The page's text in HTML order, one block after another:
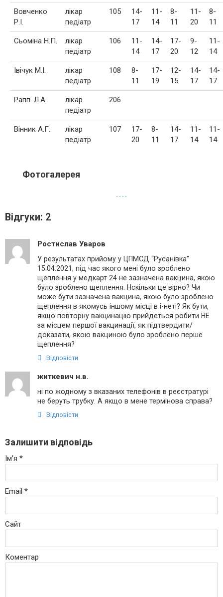
Вовченко
Р.І.
лікар
педіатр
105
14-
17
11-
14
8-
11
11-
20
8-
11
Сьоміна Н.П.
лікар
педіатр
106
11-
14
14-
17
17-
20
9-
12
11-
14
Івічук М.І.
лікар
педіатр
108
8-
11
17-
19
12-
15
14-
17
14-
17
Рапп. Л.А.
лікар
педіатр
206
Вінник А.Г.
лікар
педіатр
107
17-
20
8-
11
14-
17
11-
14
11-
14
Фотогалерея
Відгуки: 2
Ростислав Уваров
У результатах прийому у ЦПМСД “Русанівка”
15.04.2021, під час якого мені було зроблено
щеплення у медкарт 24 не зазначена вакцина, якою
було зроблено щеплення. Нскільки це вірно? Чи
може бути зазначена вакцина, якою було зроблено
щеплення в якомусь іншому місці в і-неті? Як бути,
якщо повторну вакцинацію прийдеться робити НЕ
за місцем першої вакцинації, як підтвердити/
доказати, якою вакциною було зроблено перше
щеплення?
Відповісти
житкевич н.в.
ні по жодному з вказаних телефонів в реєстратурі
не беруть трубку. А якщо в мене термінова справа?
Відповісти
Залишити відповідь
Ім'я *
Email *
Сайт
Коментар